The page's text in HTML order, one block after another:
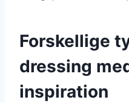
Forskellige
dressing
inspiration